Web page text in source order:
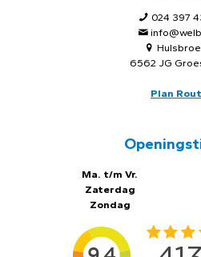
024 397
6562 JG
Plan
Ma. t/m Vr.
Zaterdag
Zondag